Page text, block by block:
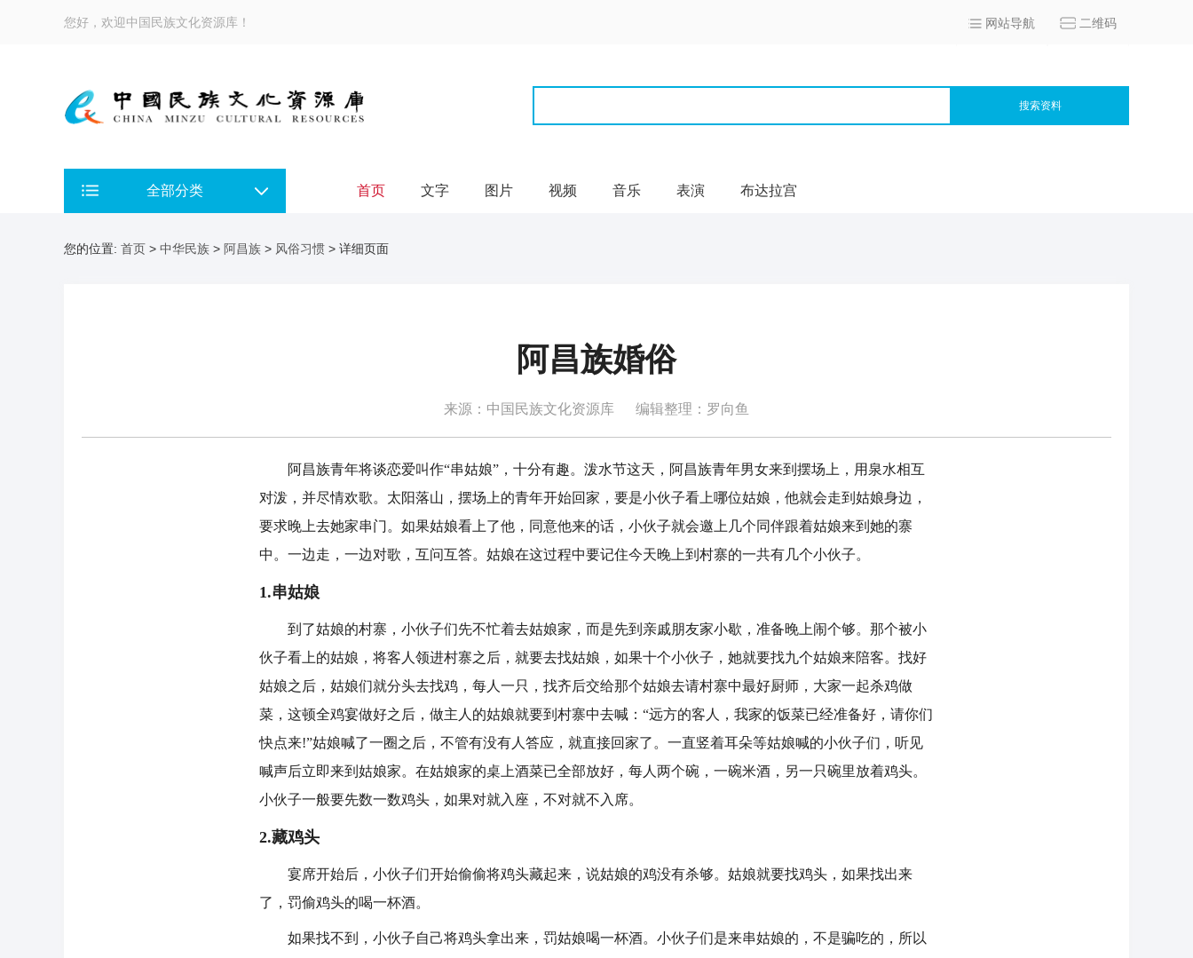
您好，欢迎中国民族文化资源库！ 网站导航 二维码
搜索资料
全部分类 首页 文字 图片 视频 音乐 表演 布达拉宫
您的位置: 首页 > 中华民族 > 阿昌族 > 风俗习惯 > 详细页面
阿昌族婚俗
来源：中国民族文化资源库 编辑整理：罗向鱼
阿昌族青年将谈恋爱叫作“串姑娘”，十分有趣。泼水节这天，阿昌族青年男女来到摆场上，用泉水相互
对泼，并尽情欢歌。太阳落山，摆场上的青年开始回家，要是小伙子看上哪位姑娘，他就会走到姑娘身边，
要求晚上去她家串门。如果姑娘看上了他，同意他来的话，小伙子就会邀上几个同伴跟着姑娘来到她的寨
中。一边走，一边对歌，互问互答。姑娘在这过程中要记住今天晚上到村寨的一共有几个小伙子。
1.串姑娘
到了姑娘的村寨，小伙子们先不忙着去姑娘家，而是先到亲戚朋友家小歇，准备晚上闹个够。那个被小
伙子看上的姑娘，将客人领进村寨之后，就要去找姑娘，如果十个小伙子，她就要找九个姑娘来陪客。找好
姑娘之后，姑娘们就分头去找鸡，每人一只，找齐后交给那个姑娘去请村寨中最好厨师，大家一起杀鸡做
菜，这顿全鸡宴做好之后，做主人的姑娘就要到村寨中去喊：“远方的客人，我家的饭菜已经准备好，请你们
快点来!”姑娘喊了一圈之后，不管有没有人答应，就直接回家了。一直竖着耳朵等姑娘喊的小伙子们，听见
喊声后立即来到姑娘家。在姑娘家的桌上酒菜已全部放好，每人两个碗，一碗米酒，另一只碗里放着鸡头。
小伙子一般要先数一数鸡头，如果对就入座，不对就不入席。
2.藏鸡头
宴席开始后，小伙子们开始偷偷将鸡头藏起来，说姑娘的鸡没有杀够。姑娘就要找鸡头，如果找出来
了，罚偷鸡头的喝一杯酒。
如果找不到，小伙子自己将鸡头拿出来，罚姑娘喝一杯酒。小伙子们是来串姑娘的，不是骗吃的，所以